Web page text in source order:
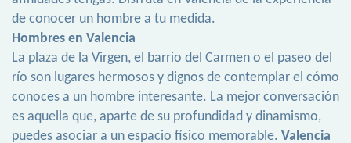
de conocer un hombre a tu medida.
Hombres en Valencia
La plaza de la Virgen, el barrio del Carmen o el paseo del
río son lugares hermosos y dignos de contemplar el cómo
conoces a un hombre interesante. La mejor conversación
es aquella que, aparte de su profundidad y dinamismo,
puedes asociar a un espacio físico memorable. Valencia